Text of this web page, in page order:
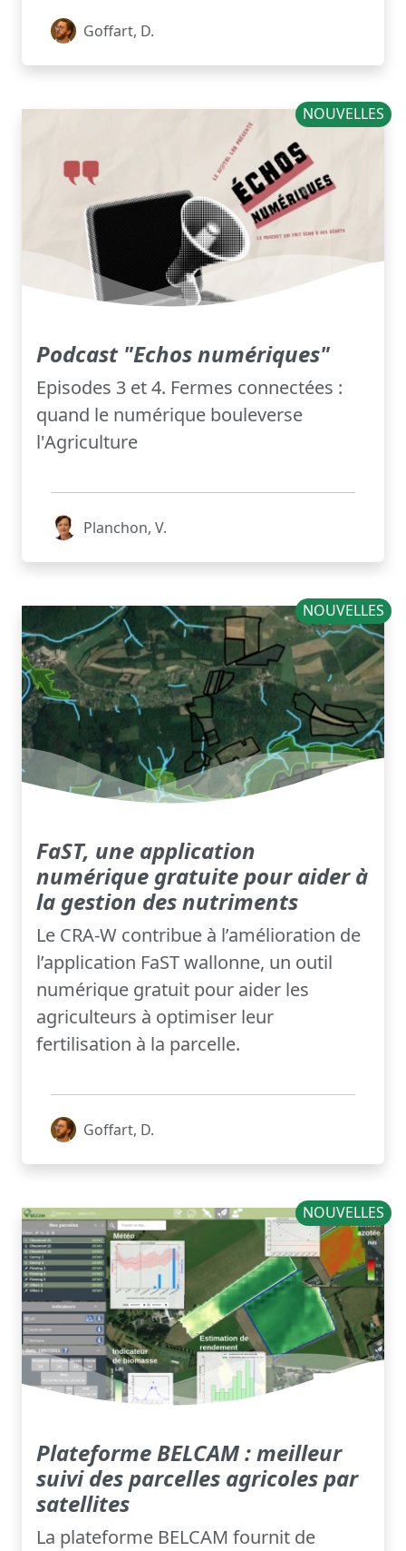
Goffart, D.
NOUVELLES
Podcast "Echos numériques"
Episodes 3 et 4. Fermes connectées :
quand le numérique bouleverse
l'Agriculture
Planchon, V.
NOUVELLES
FaST, une application
numérique gratuite pour aider à
la gestion des nutriments
Le CRA-W contribue à l’amélioration de
l’application FaST wallonne, un outil
numérique gratuit pour aider les
agriculteurs à optimiser leur
fertilisation à la parcelle.
Goffart, D.
NOUVELLES
Plateforme BELCAM : meilleur
suivi des parcelles agricoles par
satellites
La plateforme BELCAM fournit de